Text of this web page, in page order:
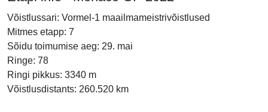
Võistlussari: Vormel-1 maailmameistrivõistlused
Mitmes etapp: 7
Sõidu toimumise aeg: 29. mai
Ringe: 78
Ringi pikkus: 3340 m
Võistlusdistants: 260.520 km